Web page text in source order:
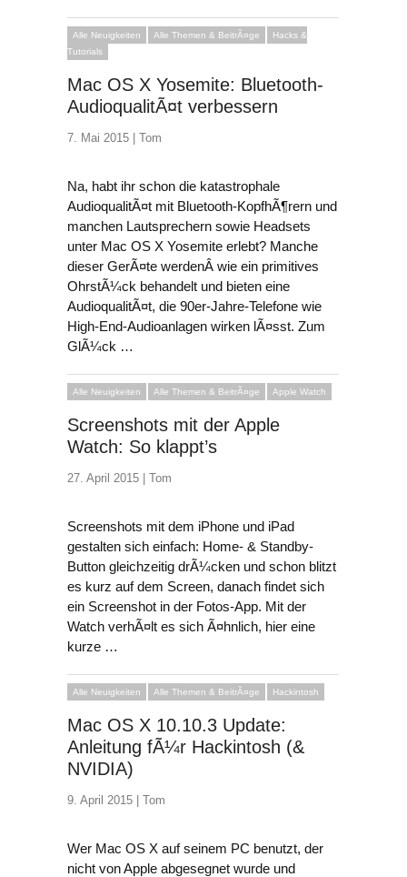
Alle Neuigkeiten Alle Themen & BeitrÃ¤ge
Hacks &
Tutorials
Mac OS X Yosemite: Bluetooth-
AudioqualitÃ¤t verbessern
7. Mai 2015 | Tom
Na, habt ihr schon die katastrophale
AudioqualitÃ¤t mit Bluetooth-KopfhÃ¶rern und
manchen Lautsprechern sowie Headsets
unter Mac OS X Yosemite erlebt? Manche
dieser GerÃ¤te werdenÂ wie ein primitives
OhrstÃ¼ck behandelt und bieten eine
AudioqualitÃ¤t, die 90er-Jahre-Telefone wie
High-End-Audioanlagen wirken lÃ¤sst. Zum
GlÃ¼ck …
Alle Neuigkeiten Alle Themen & BeitrÃ¤ge Apple Watch
Screenshots mit der Apple
Watch: So klappt’s
27. April 2015 | Tom
Screenshots mit dem iPhone und iPad
gestalten sich einfach: Home- & Standby-
Button gleichzeitig drÃ¼cken und schon blitzt
es kurz auf dem Screen, danach findet sich
ein Screenshot in der Fotos-App. Mit der
Watch verhÃ¤lt es sich Ã¤hnlich, hier eine
kurze …
Alle Neuigkeiten Alle Themen & BeitrÃ¤ge Hackintosh
Mac OS X 10.10.3 Update:
Anleitung fÃ¼r Hackintosh (&
NVIDIA)
9. April 2015 | Tom
Wer Mac OS X auf seinem PC benutzt, der
nicht von Apple abgesegnet wurde und